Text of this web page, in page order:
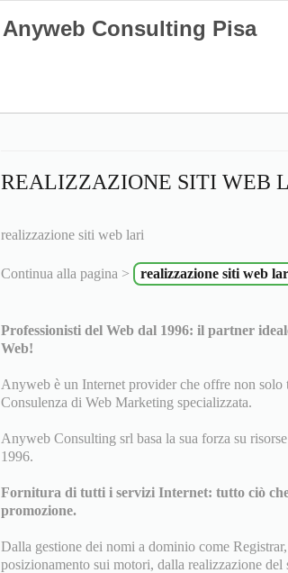
Anyweb Consulting Pisa
REALIZZAZIONE SITI WEB
realizzazione siti web lari
Continua alla pagina > realizzazione siti web
Professionisti del Web dal 1996: il partner
Web!
Anyweb è un Internet provider che offre non solo
Consulenza di Web Marketing specializzata.
Anyweb Consulting srl basa la sua forza su
1996.
Fornitura di tutti i servizi Internet: tutto ciò
promozione.
Dalla gestione dei nomi a dominio come
posizionamento sui motori, dalla realizzazione